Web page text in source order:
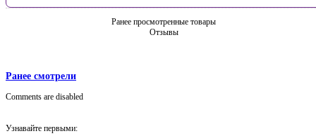
Ранее просмотренные товары
Отзывы
Ранее смотрели
Comments are disabled
Узнавайте первыми: